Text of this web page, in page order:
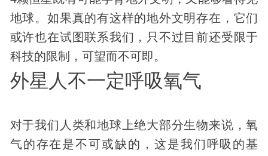
地球。如果真的有这样的地外文明存在，它们
或许也在试图联系我们，只不过目前还受限于
科技的限制，可望而不可即。
外星人不一定呼吸氧气
对于我们人类和地球上绝大部分生物来说，氧
气的存在是不可或缺的，这是我们呼吸的基